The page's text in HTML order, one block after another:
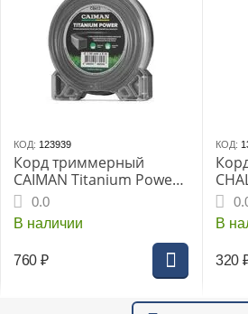
КОД: 123939
Корд триммерный
CAIMAN Titanium Power
квадрат 3,5 мм, 6 м
0.0
В наличии
760 ₽
КОД:
В
320